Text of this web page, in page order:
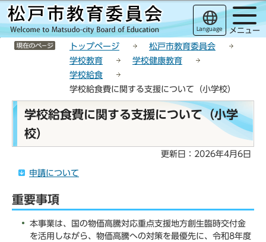
こ
の
サ
イ
このページの本文へ移動
Language メニュー
サイトメニューここまで
トップページ
松戸市教育委員会
学校教育
学校健康教育
学校給食
学校給食費に関する支援について（小学校）
本
こ
ら
学校給食費に関する支援について（小学
校）
更新日：2026年4月6日
申請について
重要事項
本事業は、国の物価高騰対応重点支援地方創生臨時交付金
を活用しながら、物価高騰への対策を最優先に、令和8年度